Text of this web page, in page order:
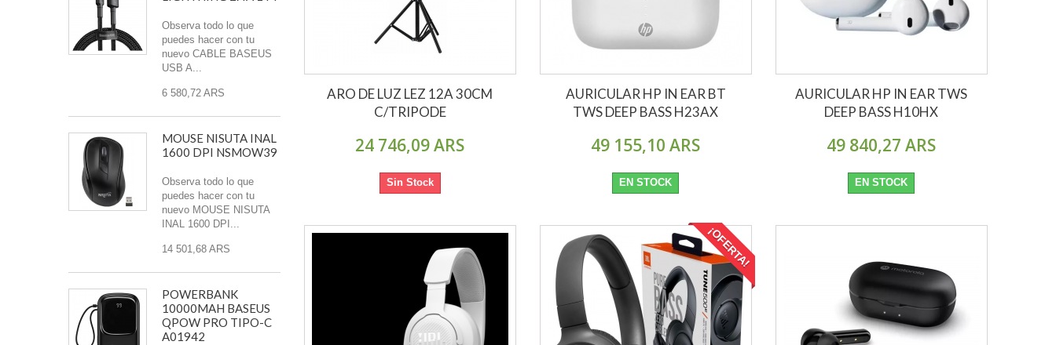
Observa todo lo que
puedes hacer con tu
nuevo CABLE BASEUS
USB A...
6 580,72 ARS
MOUSE NISUTA INAL
1600 DPI NSMOW39
Observa todo lo que
puedes hacer con tu
nuevo MOUSE NISUTA
INAL 1600 DPI...
14 501,68 ARS
POWERBANK
10000MAH BASEUS
QPOW PRO TIPO-C
A01942
ARO DE LUZ LEZ 12A 30CM
C/TRIPODE
24 746,09 ARS
Sin Stock
AURICULAR HP IN EAR BT
TWS DEEP BASS H23AX
49 155,10 ARS
EN STOCK
AURICULAR HP IN EAR TWS
DEEP BASS H10HX
49 840,27 ARS
EN STOCK
¡OFERTA!